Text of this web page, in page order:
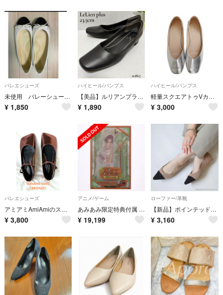
バレエシューズ
未使用 バレーシューズ バイカラー23
¥ 1,850
ハイヒール/パンプス
【美品】ルリアンプラス プレーン パンプス 23.5cm 黒 冠婚葬祭 通勤
¥ 1,890
ハイヒール/パンプス
軽量スクエアトゥVカットフラットパンプス シルバー
¥ 3,000
バレエシューズ
アミアミAmiAmiのスクエアトｩメリージェーンパンプス
¥ 3,800
アニメ/ゲーム
あみあみ限定特典付属 ソフィー・ノイエンミュラー お着替えmode ソフィーのアトリエ 〜不思議な本の錬金術士〜 1/7 完成品 フィギュア キューズQ
¥ 19,199
ローファー/革靴
【新品】ポインテッドトゥ ローヒール
¥ 3,160